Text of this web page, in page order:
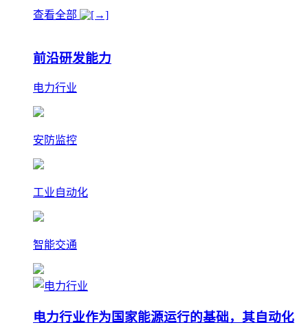
查看全部
前沿研发能力
电力行业
安防监控
工业自动化
智能交通
电力行业作为国家能源运行的基础，其自动化